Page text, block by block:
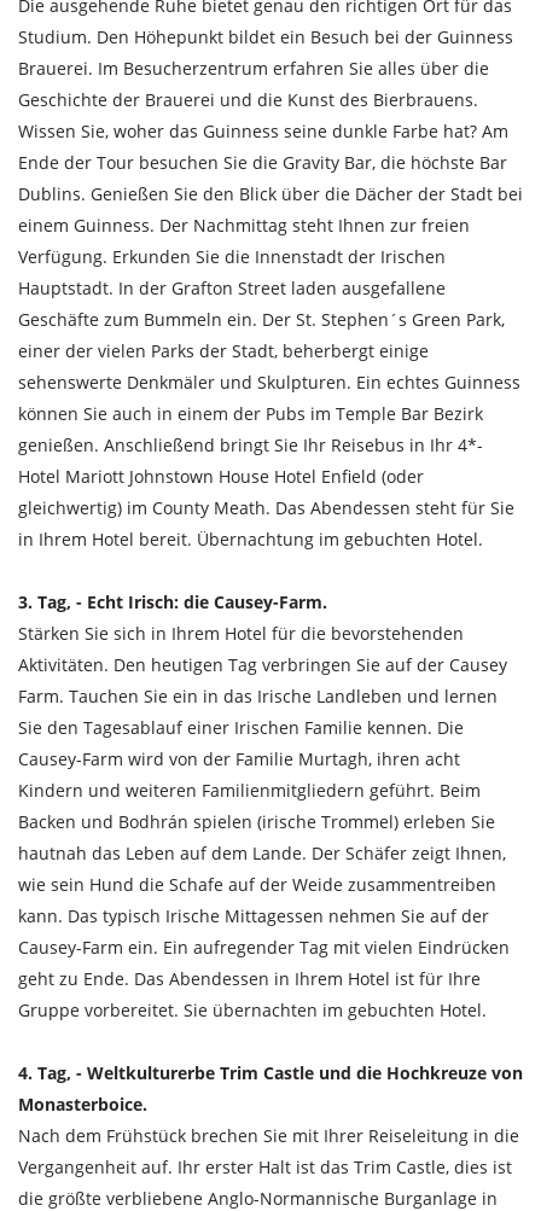
Die ausgehende Ruhe bietet genau den richtigen Ort für das
Studium. Den Höhepunkt bildet ein Besuch bei der Guinness
Brauerei. Im Besucherzentrum erfahren Sie alles über die
Geschichte der Brauerei und die Kunst des Bierbrauens.
Wissen Sie, woher das Guinness seine dunkle Farbe hat? Am
Ende der Tour besuchen Sie die Gravity Bar, die höchste Bar
Dublins. Genießen Sie den Blick über die Dächer der Stadt bei
einem Guinness. Der Nachmittag steht Ihnen zur freien
Verfügung. Erkunden Sie die Innenstadt der Irischen
Hauptstadt. In der Grafton Street laden ausgefallene
Geschäfte zum Bummeln ein. Der St. Stephen´s Green Park,
einer der vielen Parks der Stadt, beherbergt einige
sehenswerte Denkmäler und Skulpturen. Ein echtes Guinness
können Sie auch in einem der Pubs im Temple Bar Bezirk
genießen. Anschließend bringt Sie Ihr Reisebus in Ihr 4*-
Hotel Mariott Johnstown House Hotel Enfield (oder
gleichwertig) im County Meath. Das Abendessen steht für Sie
in Ihrem Hotel bereit. Übernachtung im gebuchten Hotel.
3. Tag, - Echt Irisch: die Causey-Farm.
Stärken Sie sich in Ihrem Hotel für die bevorstehenden
Aktivitäten. Den heutigen Tag verbringen Sie auf der Causey
Farm. Tauchen Sie ein in das Irische Landleben und lernen
Sie den Tagesablauf einer Irischen Familie kennen. Die
Causey-Farm wird von der Familie Murtagh, ihren acht
Kindern und weiteren Familienmitgliedern geführt. Beim
Backen und Bodhrán spielen (irische Trommel) erleben Sie
hautnah das Leben auf dem Lande. Der Schäfer zeigt Ihnen,
wie sein Hund die Schafe auf der Weide zusammentreiben
kann. Das typisch Irische Mittagessen nehmen Sie auf der
Causey-Farm ein. Ein aufregender Tag mit vielen Eindrücken
geht zu Ende. Das Abendessen in Ihrem Hotel ist für Ihre
Gruppe vorbereitet. Sie übernachten im gebuchten Hotel.
4. Tag, - Weltkulturerbe Trim Castle und die Hochkreuze von
Monasterboice.
Nach dem Frühstück brechen Sie mit Ihrer Reiseleitung in die
Vergangenheit auf. Ihr erster Halt ist das Trim Castle, dies ist
die größte verbliebene Anglo-Normannische Burganlage in